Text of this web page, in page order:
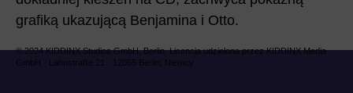
grafiką ukazującą Benjamina i Otto.
© 2024 KIDDINX Studios GmbH, Berlin. Licencja udzielona przez KIDDINX Media
GmbH · Lahnstraße 21 · 12055 Berlin, Niemcy